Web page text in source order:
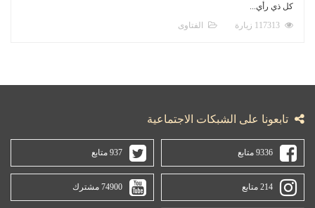
كل ذي رأي...
الفتاوى
تابعونا على الشبكات الاجتماعية
9336 متابع 937 متابع
214 متابع 74900 مشترك